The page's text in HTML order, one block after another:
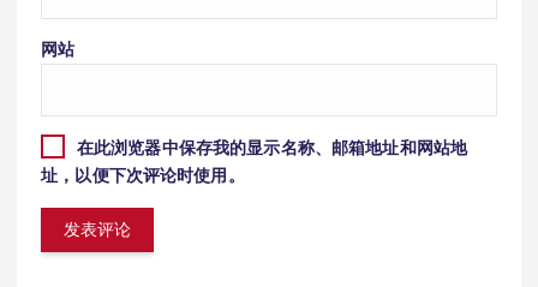
网站
在此浏览器中保存我的显示名称、邮箱地址和网站地
址，以便下次评论时使用。